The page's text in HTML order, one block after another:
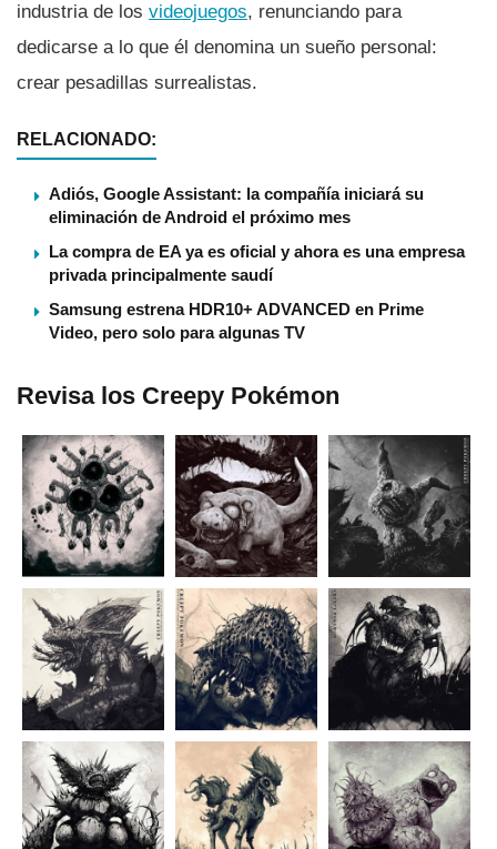
industria de los videojuegos, renunciando para
dedicarse a lo que él denomina un sueño personal:
crear pesadillas surrealistas.
RELACIONADO:
Adiós, Google Assistant: la compañía iniciará su
eliminación de Android el próximo mes
La compra de EA ya es oficial y ahora es una empresa
privada principalmente saudí
Samsung estrena HDR10+ ADVANCED en Prime
Video, pero solo para algunas TV
Revisa los Creepy Pokémon